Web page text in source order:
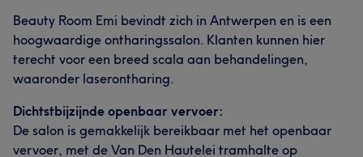
Beauty Room Emi bevindt zich in Antwerpen en is een
hoogwaardige ontharingssalon. Klanten kunnen hier
terecht voor een breed scala aan behandelingen,
waaronder laserontharing.
Dichtstbijzijnde openbaar vervoer:
De salon is gemakkelijk bereikbaar met het openbaar
vervoer, met de Van Den Hautelei tramhalte op